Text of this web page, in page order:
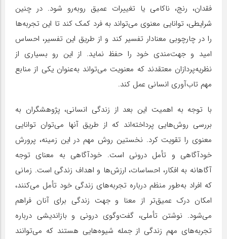
فقدان، رنج، ناکامی یا تغییرات عمیق روبه‌رو شود. در چنین
شرایطی، توانایی معنوی می‌تواند به فرد کمک کند تا این تجربه‌ها
را در چارچوبی معنادار تفسیر کند و از طریق این تفسیر، احساس
امید و جهت‌مندی خود را حفظ نماید. از این رو بسیاری از
نظریه‌پردازان معتقدند که معنویت می‌تواند به‌عنوان یکی از منابع
مهم تاب‌آوری انسانی عمل کند.
با توجه به اهمیت این بعد از زندگی انسانی، پژوهشگران به
بررسی روش‌هایی پرداخته‌اند که از طریق آنها می‌توان توانایی
معنوی را تقویت کرد. نخستین روش مهم در این زمینه، پرورش
خودآگاهی و تأمل درونی است. خودآگاهی به معنای توجه
آگاهانه به افکار، احساسات، ارزش‌ها و اهداف زندگی است. زمانی
که افراد به‌طور منظم درباره تجربه‌های زندگی خود تأمل می‌کنند،
امکان درک عمیق‌تر از معنا و جهت زندگی برای آنان فراهم
می‌شود. نوشتن تأملی، گفت‌وگوی درونی و بازاندیشی درباره
تجربه‌های مهم زندگی از جمله شیوه‌هایی هستند که می‌توانند